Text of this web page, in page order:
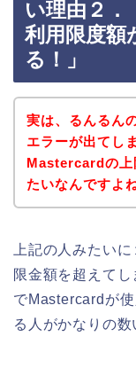
い理由２
利用限度額
る！」
実は、るんるん
エラーが出てし
Mastercardの上
たいなんですよ
上記の人みたい
限金額を超えて
でMastercardが
る人がかなりの数